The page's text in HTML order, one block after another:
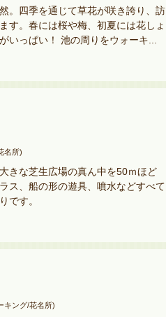
。四季を通じて草花が咲き誇り、訪
す。春には桜や梅、初夏には花しょ
いっぱい！ 池の周りをウォーキ...
名所)
きな芝生広場の真ん中を50ｍほど
ス、船の形の遊具、噴水などすべて
です。
キング/花名所)